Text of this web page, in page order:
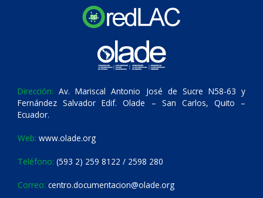
Dirección: Av. Mariscal Antonio José de Sucre N58-63 y
Fernández Salvador Edif. Olade – San Carlos, Quito –
Ecuador.
Web: www.olade.org
Teléfono: (593 2) 259 8122 / 2598 280
Correo: centro.documentacion@olade.org